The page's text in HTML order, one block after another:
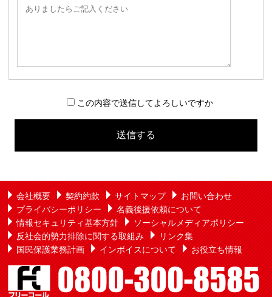
この内容で送信してよろしいですか
フ
ー
ル
ド
は
空
の
会社概要 契約約款 サイトマップ
お問い合わせ
プライバシーポリシー
名義後援依頼について
情報セキュリティ基本方針
ソーシャルメディアポリシー
反社会的勢力排除に関する取組み
リンク集
国民保護業務計画
インボイスについて お役立ち情報